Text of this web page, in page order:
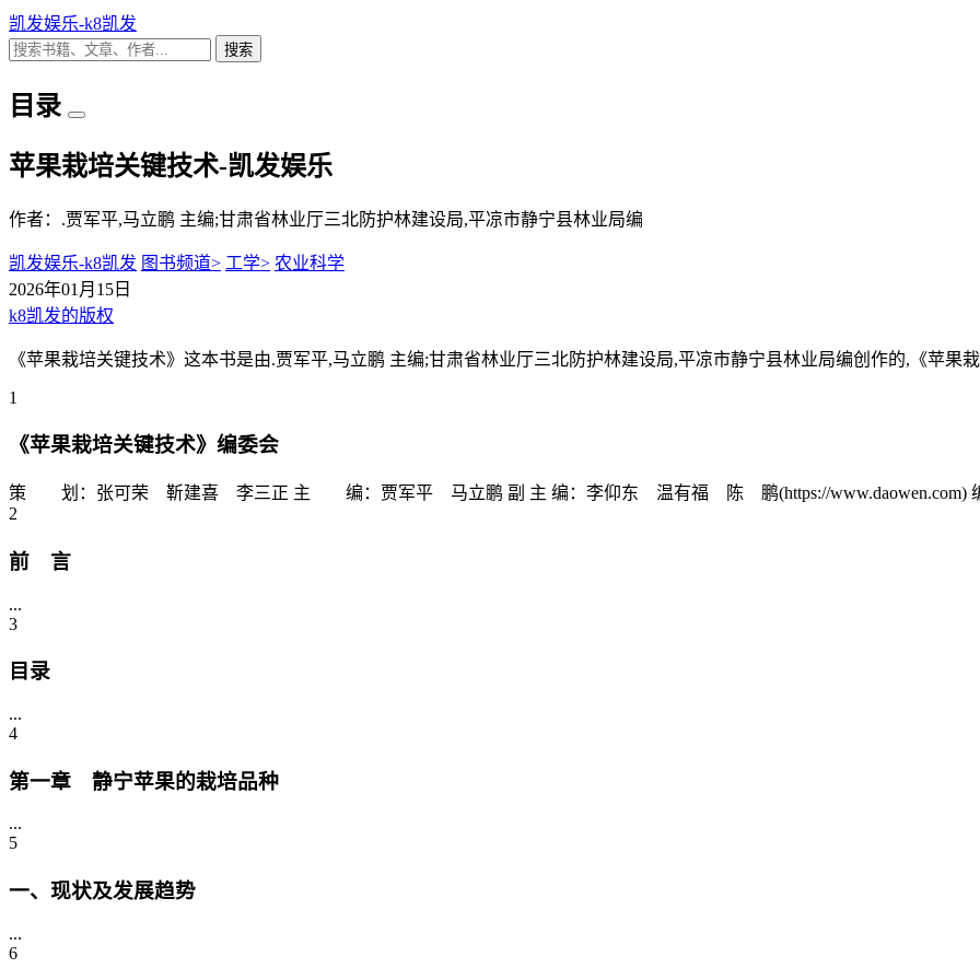
凯发娱乐-k8凯发
搜索
目录
苹果栽培关键技术-凯发娱乐
作者：.贾军平,马立鹏 主编;甘肃省林业厅三北防护林建设局,平凉市静宁县林业局编
凯发娱乐-k8凯发 图书频道> 工学> 农业科学
2026年01月15日
k8凯发的版权
《苹果栽培关键技术》这本书是由.贾军平,马立鹏 主编;甘肃省林业厅三北防护林建设局,平凉市静宁县林业局编创作的,《苹果
1
《苹果栽培关键技术》编委会
策 划：张可荣 靳建喜 李三正 主 编：贾军平 马立鹏 副 主 编：李仰东 温有福 陈 鹏(https://
2
前 言
...
3
目录
...
4
第一章 静宁苹果的栽培品种
...
5
一、现状及发展趋势
...
6